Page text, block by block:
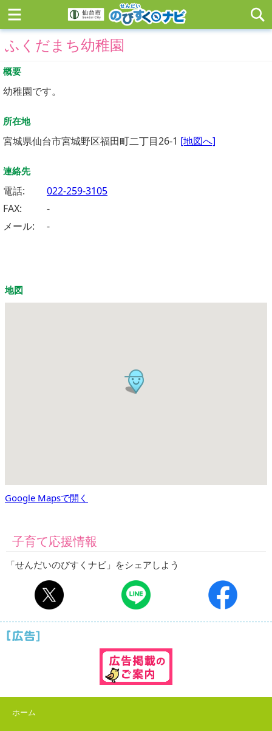
ふくだまち幼稚園
概要
幼稚園です。
所在地
宮城県仙台市宮城野区福田町二丁目26-1 [地図へ]
連絡先
電話:
022-259-3105
FAX:
-
メール:
-
地図
Google Mapsで開く
子育て応援情報
「せんだいのびすくナビ」をシェアしよう
ホーム